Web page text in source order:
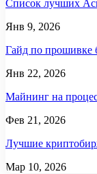
Список лучших
Янв 9, 2026
Гайд по прошивке
Янв 22, 2026
Майнинг на
Фев 21, 2026
Лучшие
Мар 10, 2026